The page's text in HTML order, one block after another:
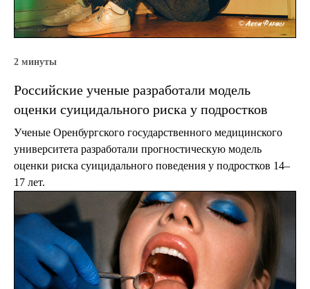
2 минуты
Российские ученые разработали модель
оценки суицидального риска у подростков
Ученые Оренбургского государственного медицинского
университета разработали прогностическую модель
оценки риска суицидального поведения у подростков 14–
17 лет.